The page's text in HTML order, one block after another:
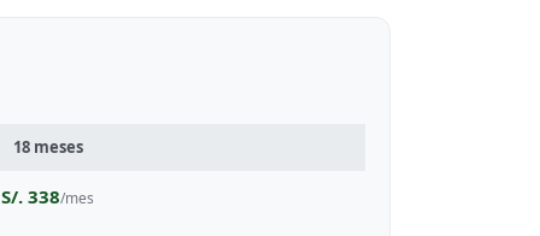
18 meses
S/. 338/mes